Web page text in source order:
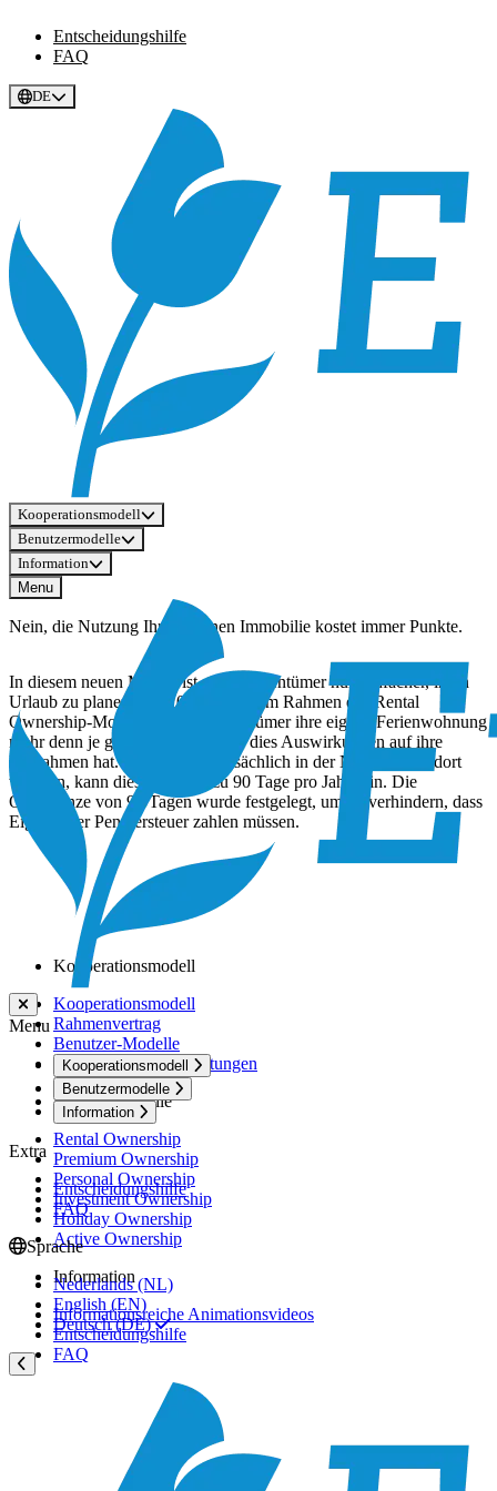
Entscheidungshilfe
FAQ
DE
Kooperationsmodell
Benutzermodelle
Information
Menu
Menu
Kooperationsmodell
Benutzermodelle
Information
Extra
Entscheidungshilfe
FAQ
Sprache
Nederlands (NL)
English (EN)
Deutsch (DE)
Nein, die Nutzung Ihrer eigenen Immobilie kostet immer Punkte.
In diesem neuen Modell ist es für Eigentümer nun einfacher, ihren
Urlaub zu planen. Mit 105 Punkten im Rahmen des Rental
Ownership-Modells können Eigentümer ihre eigene Ferienwohnung
mehr denn je genießen, ohne dass dies Auswirkungen auf ihre
Einnahmen hat. Wenn Sie hauptsächlich in der Nebensaison dort
wohnen, kann dies sogar bis zu 90 Tage pro Jahr sein. Die
Obergrenze von 90 Tagen wurde festgelegt, um zu verhindern, dass
Eigentümer Pendlersteuer zahlen müssen.
Kooperationsmodell
Kooperationsmodell
Rahmenvertrag
Benutzer-Modelle
Service und Dienstleistungen
Benutzermodelle
Rental Ownership
Premium Ownership
Personal Ownership
Investment Ownership
Holiday Ownership
Active Ownership
Information
Informationsreiche Animationsvideos
Entscheidungshilfe
FAQ